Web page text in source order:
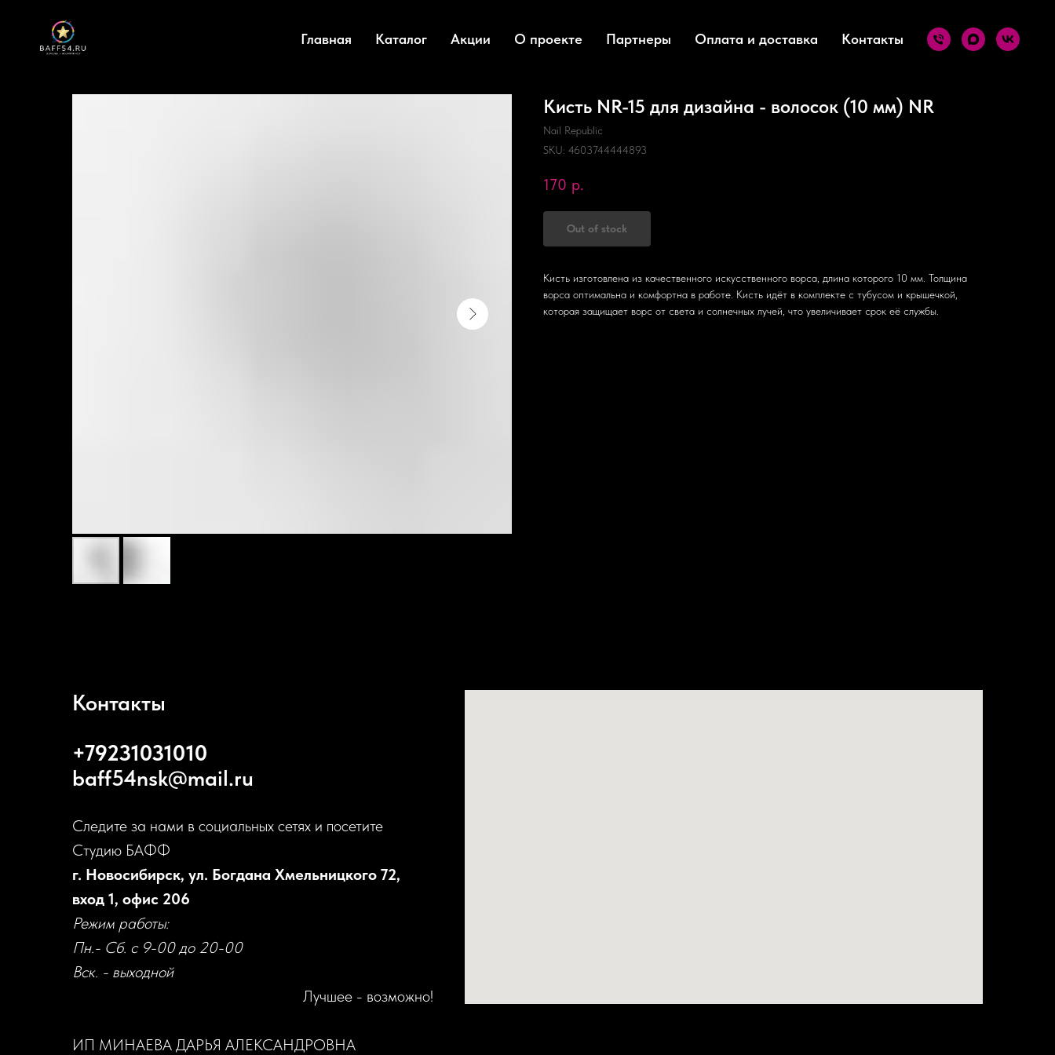
Главная Каталог Акции О проекте Партнеры Оплата и доставка Контакты
Кисть NR-15 для дизайна - волосок (10 мм) NR
Nail Republic
SKU: 4603744444893
170 р.
Out of stock
Кисть изготовлена из качественного искусственного ворса, длина которого 10 мм. Толщина
ворса оптимальна и комфортна в работе. Кисть идёт в комплекте с тубусом и крышечкой,
которая защищает ворс от света и солнечных лучей, что увеличивает срок её службы.
Контакты
+79231031010
baff54nsk@mail.ru
Следите за нами в социальных сетях и посетите
Студию БАФФ
г. Новосибирск, ул. Богдана Хмельницкого 72,
вход 1, офис 206
Режим работы:
Пн.- Сб. с 9-00 до 20-00
Вск. - выходной
Лучшее - возможно!
ИП МИНАЕВА ДАРЬЯ АЛЕКСАНДРОВНА